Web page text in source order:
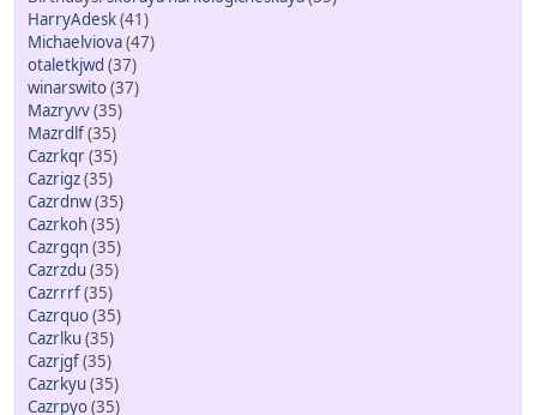
HarryAdesk(41)
Michaelviova(47)
otaletkjwd (37)
winarswito(37)
Mazryvv(35)
Mazrdlf(35)
Cazrkqr(35)
Cazrigz(35)
Cazrdnw(35)
Cazrkoh(35)
Cazrgqn(35)
Cazrzdu (35)
Cazrrrf(35)
Cazrquo(35)
Cazrlku (35)
Cazrjgf(35)
Cazrkyu (35)
Cazrpyo(35)